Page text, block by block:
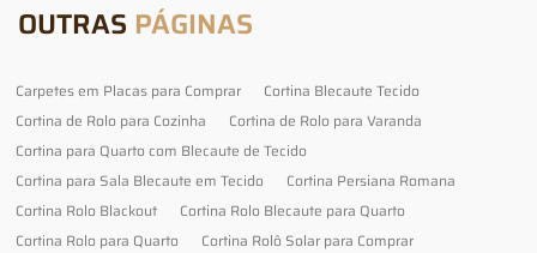
OUTRAS PÁGINAS
Carpetes em Placas para Comprar
Cortina Blecaute Tecido
Cortina de Rolo para Cozinha
Cortina de Rolo para Varanda
Cortina para Quarto com Blecaute de Tecido
Cortina para Sala Blecaute em Tecido
Cortina Persiana Romana
Cortina Rolo Blackout
Cortina Rolo Blecaute para Quarto
Cortina Rolo para Quarto
Cortina Rolô Solar para Comprar